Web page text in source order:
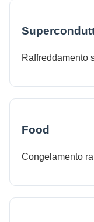
Raffreddamento
Food
Congelamento